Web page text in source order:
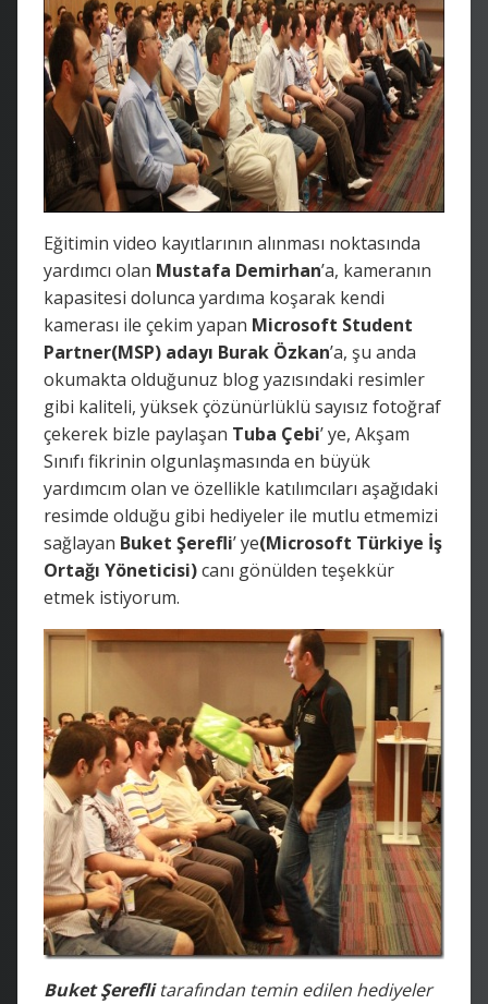
Eğitimin video kayıtlarının alınması noktasında
yardımcı olan Mustafa Demirhan’a, kameranın
kapasitesi dolunca yardıma koşarak kendi
kamerası ile çekim yapan Microsoft Student
Partner(MSP) adayı Burak Özkan’a, şu anda
okumakta olduğunuz blog yazısındaki resimler
gibi kaliteli, yüksek çözünürlüklü sayısız fotoğraf
çekerek bizle paylaşan Tuba Çebi’ ye, Akşam
Sınıfı fikrinin olgunlaşmasında en büyük
yardımcım olan ve özellikle katılımcıları aşağıdaki
resimde olduğu gibi hediyeler ile mutlu etmemizi
sağlayan Buket Şerefli’ ye(Microsoft Türkiye İş
Ortağı Yöneticisi)canı gönülden teşekkür
etmek istiyorum.
Buket Şereflitarafından temin edilen hediyeler